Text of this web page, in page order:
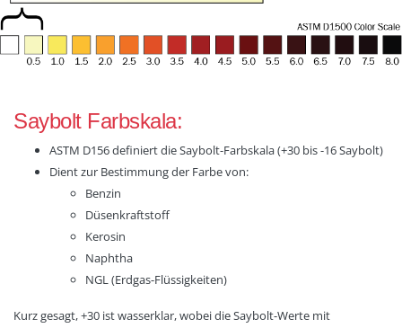
Saybolt Farbskala:
ASTM D156 definiert die Saybolt-Farbskala (+30 bis -16 Saybolt)
Dient zur Bestimmung der Farbe von:
Benzin
Düsenkraftstoff
Kerosin
Naphtha
NGL (Erdgas-Flüssigkeiten)
Kurz gesagt, +30 ist wasserklar, wobei die Saybolt-Werte mit